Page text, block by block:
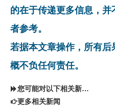
的在于传递更多信息，
者参考。
若据本文章操作，所有后
概不负任何责任。
您可能对以下相关新闻同样感兴趣
更多相关新闻